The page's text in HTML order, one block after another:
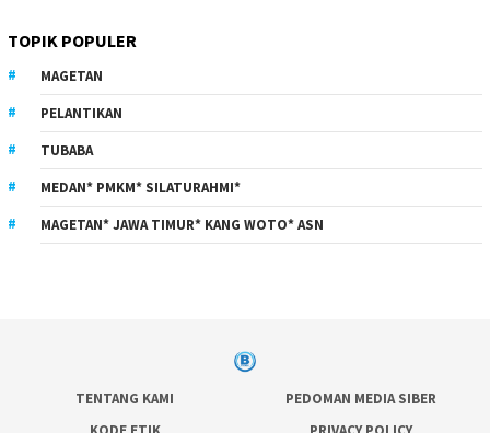
TOPIK POPULER
MAGETAN
PELANTIKAN
TUBABA
MEDAN* PMKM* SILATURAHMI*
MAGETAN* JAWA TIMUR* KANG WOTO* ASN
TENTANG KAMI
PEDOMAN MEDIA SIBER